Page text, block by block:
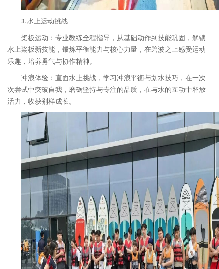
3.水上运动挑战
桨板运动：专业教练全程指导，从基础动作到技能巩固，解锁
水上桨板新技能，锻炼平衡能力与核心力量，在碧波之上感受运动
乐趣，培养勇气与协作精神。
冲浪体验：直面水上挑战，学习冲浪平衡与划水技巧，在一次
次尝试中突破自我，磨砺坚持与专注的品质，在与水的互动中释放
活力，收获别样成长。